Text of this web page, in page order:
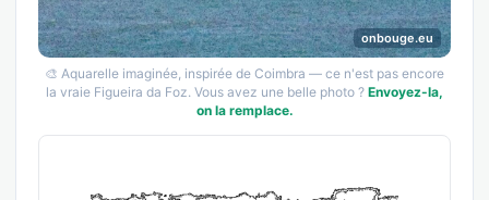
onbouge.eu
🎨 Aquarelle imaginée, inspirée de Coimbra — ce n'est pas encore
la vraie Figueira da Foz. Vous avez une belle photo ? Envoyez-la,
on la remplace.